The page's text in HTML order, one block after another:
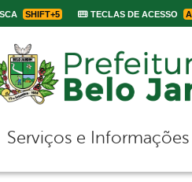
SHIFT+5 TECLAS DE ACESSO
menu principal de navegação
Serviços e Informações